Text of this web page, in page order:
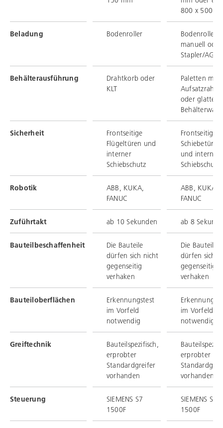
800 x 500
Beladung Bodenroller
Bodenroller,
manuell oder
Stapler/AGV
Behälterausführung
Drahtkorb oder
KLT
Paletten mit
oder glatte
Sicherheit
Frontseitige
Flügeltüren und
interner
Schiebschutz
Frontseitige
Schiebetüren
und interner
Schiebschutz
Robotik
ABB, KUKA,
FANUC
ABB, KUKA,
FANUC
Zuführtakt ab 10 Sekunden ab 8
Bauteilbeschaffenheit
Die Bauteile
dürfen sich nicht
gegenseitig
verhaken
Die Bauteile
dürfen sich
gegenseitig
verhaken
Bauteiloberflächen
Erkennungstest
im Vorfeld
notwendig
im Vorfeld
notwendig
Greiftechnik
Bauteilspezifisch,
erprobter
Standardgreifer
vorhanden
erprobter
vorhanden
Steuerung
SIEMENS S7
1500F
SIEMENS S7
1500F